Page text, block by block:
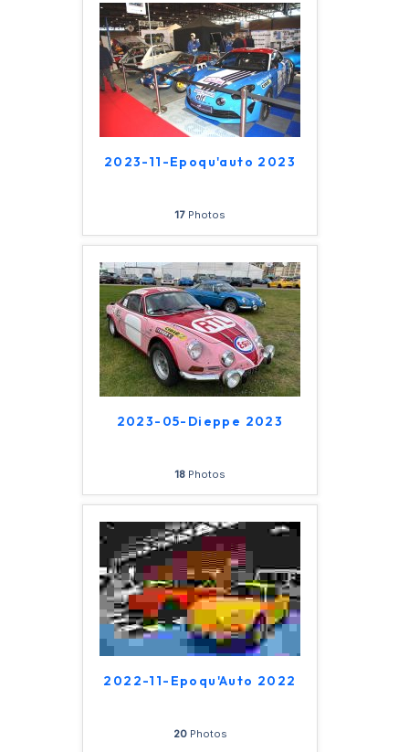
2023-11-Epoqu'auto 2023
17 Photos
2023-05-Dieppe 2023
18 Photos
2022-11-Epoqu'Auto 2022
20Photos